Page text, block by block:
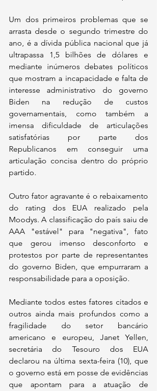
Um dos primeiros problemas que se
arrasta desde o segundo trimestre do
ano, é a dívida pública nacional que já
ultrapassa 1,5 bilhões de dólares e
mediante inúmeros debates políticos
que mostram a incapacidade e falta de
interesse administrativo do governo
Biden na redução de custos
governamentais, como também a
imensa dificuldade de articulações
satisfatórias por parte dos
Republicanos em conseguir uma
articulação concisa dentro do próprio
partido.
Outro fator agravante é o rebaixamento
do rating dos EUA realizado pela
Moodys. A classificação do país saiu de
AAA "estável" para "negativa", fato
que gerou imenso desconforto e
protestos por parte de representantes
do governo Biden, que empurraram a
responsabilidade para a oposição.
Mediante todos estes fatores citados e
outros ainda mais profundos como a
fragilidade do setor bancário
americano e europeu, Janet Yellen,
secretária do Tesouro dos EUA
declarou na última sexta-feira (10), que
o governo está em posse de evidências
que apontam para a atuação de